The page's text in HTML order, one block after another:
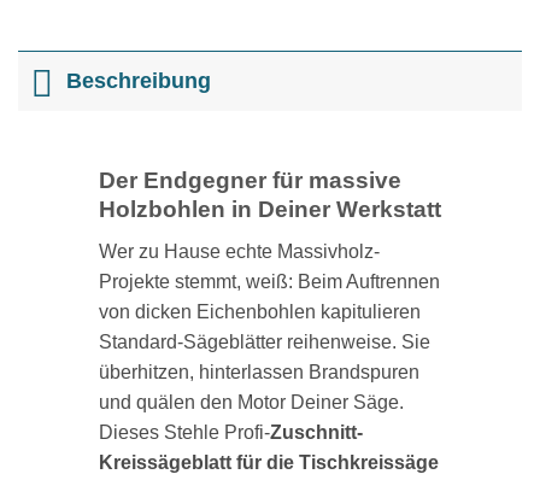
Beschreibung
Der Endgegner für massive
Holzbohlen in Deiner Werkstatt
Wer zu Hause echte Massivholz-
Projekte stemmt, weiß: Beim Auftrennen
von dicken Eichenbohlen kapitulieren
Standard-Sägeblätter reihenweise. Sie
überhitzen, hinterlassen Brandspuren
und quälen den Motor Deiner Säge.
Dieses Stehle Profi-Zuschnitt-
Kreissägeblatt für die Tischkreissäge